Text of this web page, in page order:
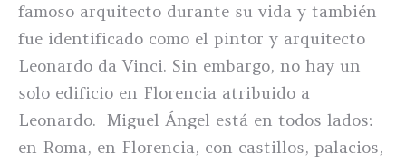
famoso arquitecto durante su vida y también
fue identificado como el pintor y arquitecto
Leonardo da Vinci. Sin embargo, no hay un
solo edificio en Florencia atribuido a
Leonardo. Miguel Ángel está en todos lados:
en Roma, en Florencia, con castillos, palacios,